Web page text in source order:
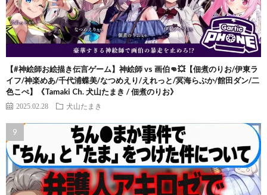
【#神絵師お絵描き伝言ゲーム】神絵師 vs 画伯👊💥【佃煮のりお/伊東ラ
イフ/神楽めあ/千代浦蝶美/なつめえり/えれっと/冥海らぶか/館田ダン/二
色こぺ】《Tamaki Ch. 犬山たまき / 佃煮のりお》
2025.02.28 犬山たまき